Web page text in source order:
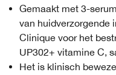
Gemaakt met 3-
van huidverzorgende
Clinique voor het
UP302+ vitamine C,
Het is klinisch